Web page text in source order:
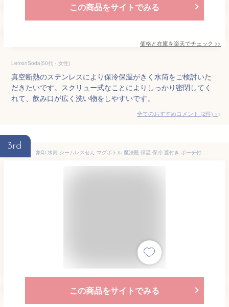
この商品をサイトでみる
価格と在庫を楽天でチェック >>
LemonSoda(50代・女性)
真空断熱のステンレスにより保冷保温がきく水筒をご検討いた
だきたいです。スクリュー式なことによりしっかり密閉してく
れて、飲み口が広く洗い物をしやすいです。
全てのおすすめコメント (2件) >
3rd
象印 水筒 シームレスせん マグボトル 魔法瓶 保温 保冷 蓋付き ポーチ付き 480ml 0.48L【お祝い プレゼント】【在庫あり】ステンレスマグ TUFF ZOJIRUSHI SM-UA48-PZ チェリーピンク
この商品をサイトでみる